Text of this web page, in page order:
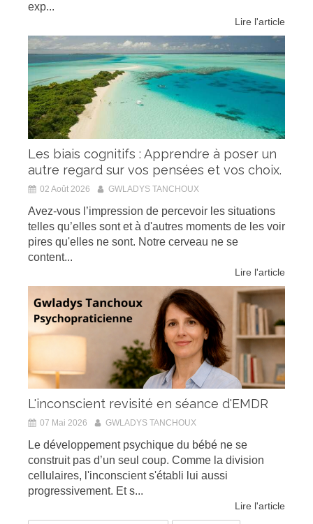
exp...
Lire l'article
Les biais cognitifs : Apprendre à poser un
autre regard sur vos pensées et vos choix.
02 Août 2026 GWLADYS TANCHOUX
Avez-vous l’impression de percevoir les situations
telles qu’elles sont et à d'autres moments de les voir
pires qu'elles ne sont. Notre cerveau ne se
content...
Lire l'article
L'inconscient revisité en séance d'EMDR
07 Mai 2026 GWLADYS TANCHOUX
Le développement psychique du bébé ne se
construit pas d’un seul coup. Comme la division
cellulaires, l'inconscient s'établi lui aussi
progressivement. Et s...
Lire l'article